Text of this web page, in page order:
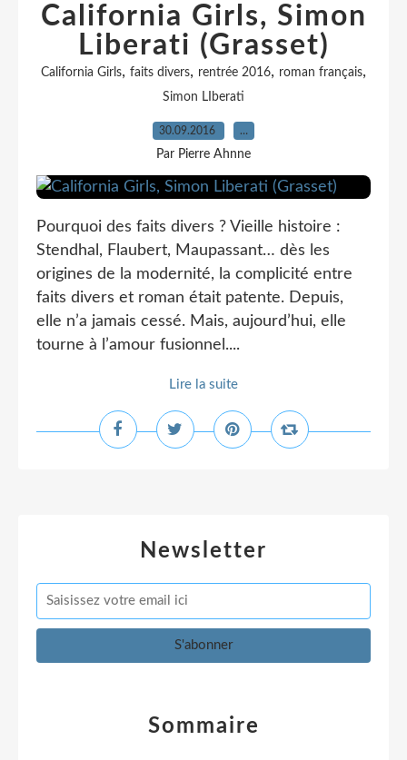
California Girls, Simon
Liberati (Grasset)
California Girls, faits divers, rentrée 2016, roman français,
Simon LIberati
30.09.2016 …
Par Pierre Ahnne
Pourquoi des faits divers ? Vieille histoire :
Stendhal, Flaubert, Maupassant… dès les
origines de la modernité, la complicité entre
faits divers et roman était patente. Depuis,
elle n’a jamais cessé. Mais, aujourd’hui, elle
tourne à l’amour fusionnel....
Lire la suite
Newsletter
Sommaire